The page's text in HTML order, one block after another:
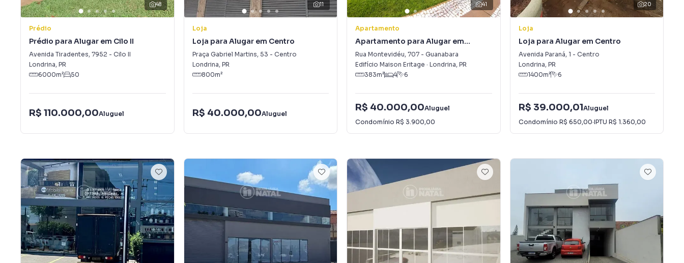
48
Prédio
Prédio para Alugar em Cilo II
Avenida Tiradentes, 7952 - Cilo II
Londrina, PR
6000m² 50
R$ 110.000,00Aluguel
11
Loja
Loja para Alugar em Centro
Praça Gabriel Martins, 53 - Centro
Londrina, PR
800m²
R$ 40.000,00Aluguel
41
Apartamento
Apartamento para Alugar em
Guanabara
Rua Montevidéu, 707 - Guanabara
Edifício Maison Eritage · Londrina, PR
383m² 4 6
R$ 40.000,00Aluguel
Condomínio R$ 3.900,00
20
Loja
Loja para Alugar em Centro
Avenida Paraná, 1 - Centro
Londrina, PR
1400m² 6
R$ 39.000,01Aluguel
Condomínio R$ 650,00·IPTU R$ 1.360,00